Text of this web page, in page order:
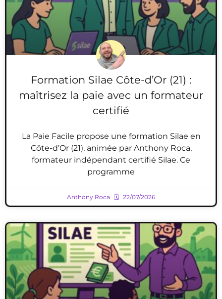
Formation Silae Côte-d’Or (21) :
maîtrisez la paie avec un formateur
certifié
La Paie Facile propose une formation Silae en
Côte-d’Or (21), animée par Anthony Roca,
formateur indépendant certifié Silae. Ce
programme
Anthony Roca 22/07/2026